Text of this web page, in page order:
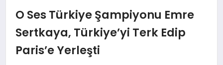
MAGAZIN
O Ses Türkiye Şampiyonu Emre
Sertkaya, Türkiye’yi Terk Edip
Paris’e Yerleşti